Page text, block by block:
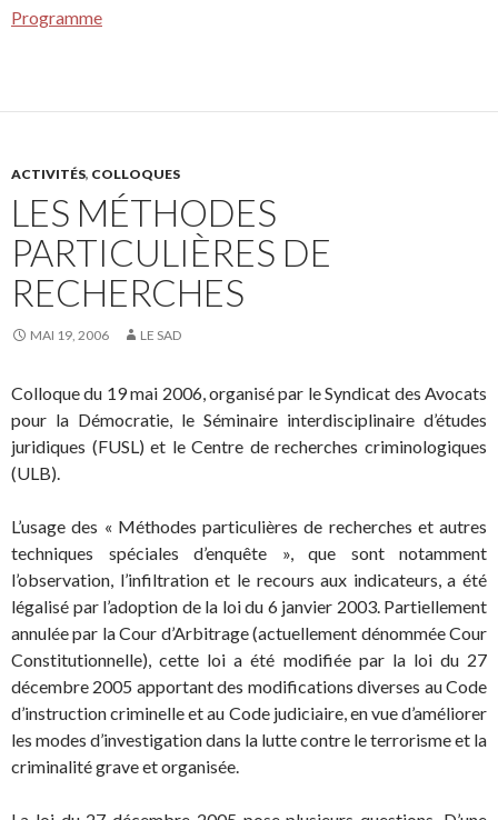
Programme
ACTIVITÉS, COLLOQUES
LES MÉTHODES
PARTICULIÈRES DE
RECHERCHES
MAI 19, 2006 LE SAD
Colloque du 19 mai 2006, organisé par le Syndicat des Avocats
pour la Démocratie, le Séminaire interdisciplinaire d’études
juridiques (FUSL) et le Centre de recherches criminologiques
(ULB).
L’usage des « Méthodes particulières de recherches et autres
techniques spéciales d’enquête », que sont notamment
l’observation, l’infiltration et le recours aux indicateurs, a été
légalisé par l’adoption de la loi du 6 janvier 2003. Partiellement
annulée par la Cour d’Arbitrage (actuellement dénommée Cour
Constitutionnelle), cette loi a été modifiée par la loi du 27
décembre 2005 apportant des modifications diverses au Code
d’instruction criminelle et au Code judiciaire, en vue d’améliorer
les modes d’investigation dans la lutte contre le terrorisme et la
criminalité grave et organisée.